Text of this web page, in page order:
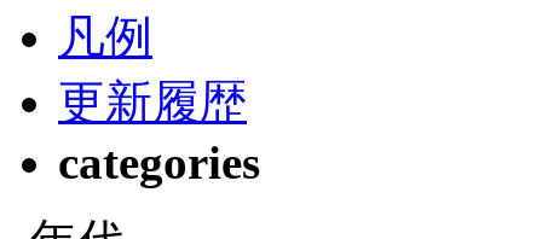
凡例
更新履歴
categories